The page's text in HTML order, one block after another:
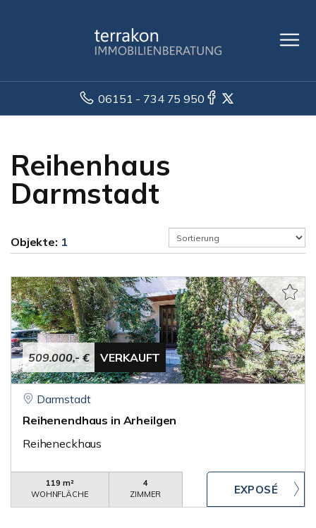
06151 - 734 75 950
Reihenhaus
Darmstadt
Objekte: 1
509.000,- € VERKAUFT
Darmstadt
Reihenendhaus in Arheilgen
Reiheneckhaus
119 m²
WOHNFLÄCHE
4
ZIMMER